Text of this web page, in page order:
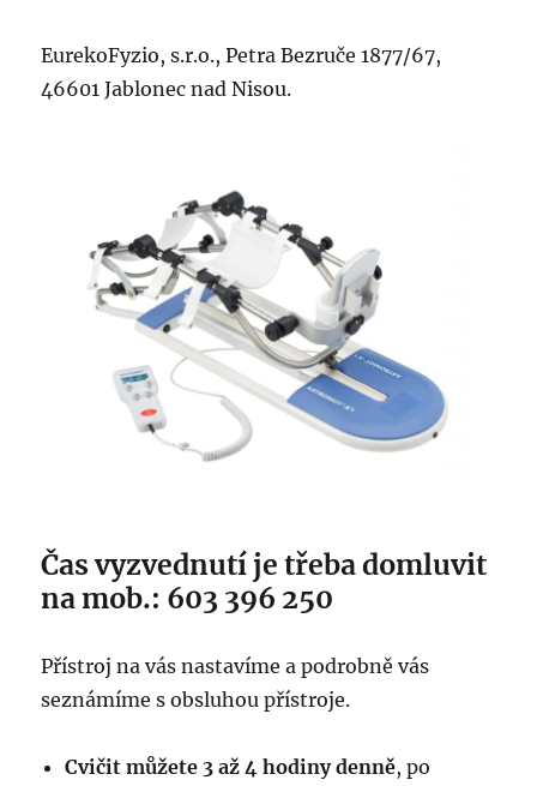
EurekoFyzio, s.r.o., Petra Bezruče 1877/67,
46601 Jablonec nad Nisou.
Čas vyzvednutí je třeba domluvit
na mob.: 603 396 250
Přístroj na vás nastavíme a podrobně vás
seznámíme s obsluhou přístroje.
Cvičit můžete 3 až 4 hodiny denně, po